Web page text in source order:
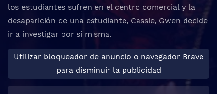
los estudiantes sufren en el centro comercial y la
desaparición de una estudiante, Cassie, Gwen decide
ir a investigar por si misma.
Utilizar bloqueador de anuncio o navegador Brave
para disminuir la publicidad